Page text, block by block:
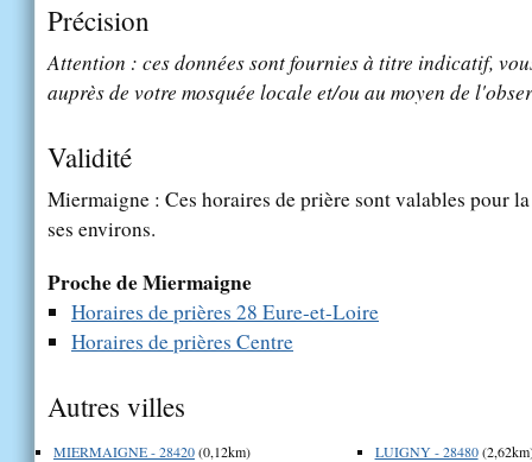
Précision
Attention : ces données sont fournies à titre indicatif,
auprès de votre mosquée locale et/ou au moyen de
Validité
Miermaigne : Ces horaires de prière sont valables pour
ses environs.
Proche de Miermaigne
Horaires de prières 28 Eure-et-Loire
Horaires de prières Centre
Autres villes
MIERMAIGNE - 28420(0,12km)
LUIGNY - 28480